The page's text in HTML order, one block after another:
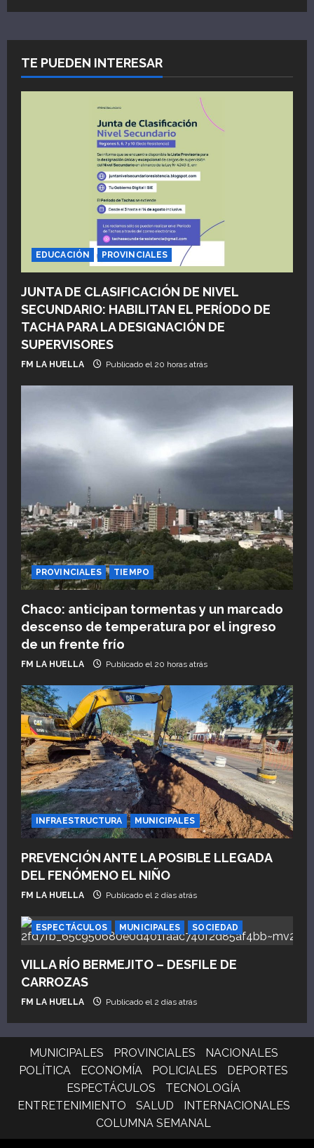
TE PUEDEN INTERESAR
EDUCACIÓN PROVINCIALES
JUNTA DE CLASIFICACIÓN DE NIVEL
SECUNDARIO: HABILITAN EL PERÍODO DE
TACHA PARA LA DESIGNACIÓN DE
SUPERVISORES
FM LA HUELLA Publicado el 20 horas atrás
PROVINCIALES TIEMPO
Chaco: anticipan tormentas y un marcado
descenso de temperatura por el ingreso
de un frente frío
FM LA HUELLA Publicado el 20 horas atrás
INFRAESTRUCTURA MUNICIPALES
PREVENCIÓN ANTE LA POSIBLE LLEGADA
DEL FENÓMENO EL NIÑO
FM LA HUELLA Publicado el 2 días atrás
ESPECTÁCULOS MUNICIPALES SOCIEDAD
VILLA RÍO BERMEJITO – DESFILE DE
CARROZAS
FM LA HUELLA Publicado el 2 días atrás
MUNICIPALES PROVINCIALES
NACIONALES
POLÍTICA
ECONOMÍA POLICIALES
DEPORTES
ESPECTÁCULOS
TECNOLOGÍA
ENTRETENIMIENTO
SALUD
INTERNACIONALES
COLUMNA SEMANAL